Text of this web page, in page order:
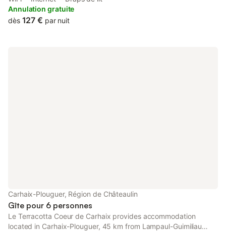
Close.
Annulation gratuite
dès 127 € par nuit
Carhaix-Plouguer, Région de Châteaulin
Gîte pour 6 personnes
Le Terracotta Coeur de Carhaix provides accommodation
located in Carhaix-Plouguer, 45 km from Lampaul-Guimiliau